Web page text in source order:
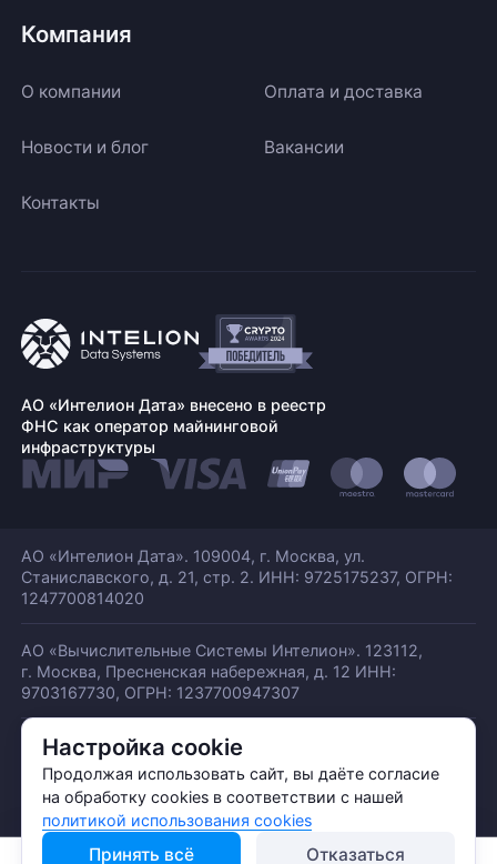
Настройка cookie
Продолжая использовать сайт, вы даёте согласие
на обработку cookies в соответствии с нашей
политикой использования cookies
Принять всё Отказаться
Компания
О компании Оплата и доставка
Новости и блог Вакансии
Контакты
АО «Интелион Дата» внесено в реестр
ФНС как оператор майнинговой
инфраструктуры
АО «Интелион Дата». 109004, г. Москва, ул.
Станиславского, д. 21, стр. 2. ИНН: 9725175237, ОГРН:
1247700814020
АО «Вычислительные Системы Интелион». 123112,
г. Москва, Пресненская набережная, д. 12 ИНН:
9703167730, ОГРН: 1237700947307
© АО «ИНТЕЛИОН ДАТА» 2026
Политика обработки ПДн
Политика конфиденциальности
Политика использования куки